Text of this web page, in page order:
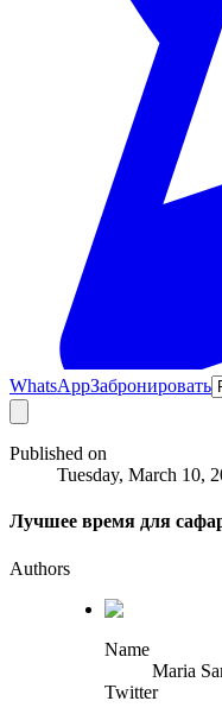
WhatsAppЗабронировать
Published on
Tuesday, March 10,
Лучшее время для
Authors
Name
Maria
Twitter